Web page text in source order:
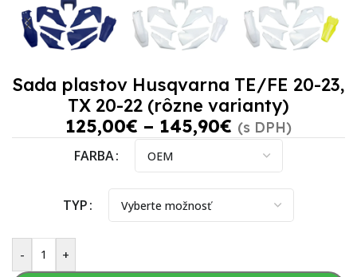
Sada plastov Husqvarna TE/FE 20-23,
TX 20-22 (rôzne varianty)
125,00€ – 145,90€ (s DPH)
FARBA
TYP
- +